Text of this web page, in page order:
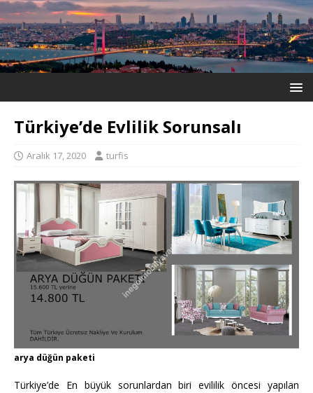
Türkiye’de Evlilik Sorunsalı
Aralık 17, 2020 turfis
arya düğün paketi
Türkiye’de En büyük sorunlardan biri evililik öncesi yapılan